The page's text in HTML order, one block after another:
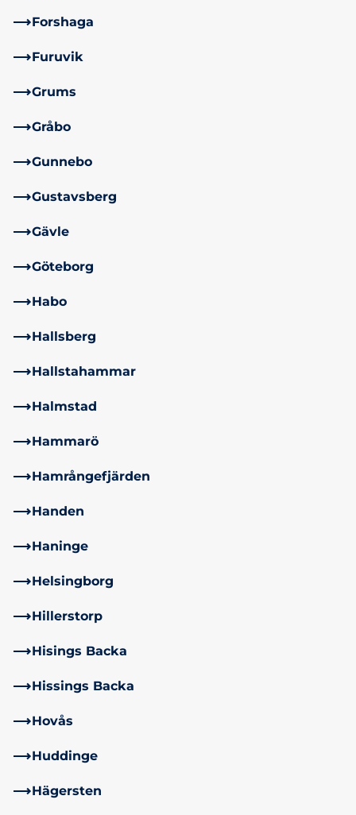
Forshaga
Furuvik
Grums
Gråbo
Gunnebo
Gustavsberg
Gävle
Göteborg
Habo
Hallsberg
Hallstahammar
Halmstad
Hammarö
Hamrångefjärden
Handen
Haninge
Helsingborg
Hillerstorp
Hisings Backa
Hissings Backa
Hovås
Huddinge
Hägersten